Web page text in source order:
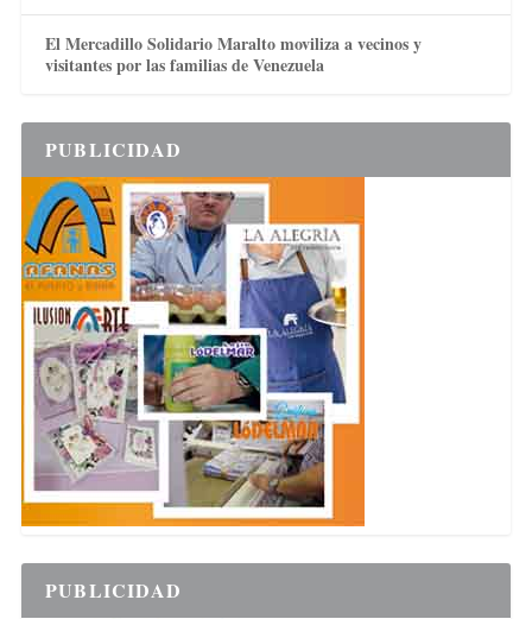
El Mercadillo Solidario Maralto moviliza a vecinos y
visitantes por las familias de Venezuela
PUBLICIDAD
PUBLICIDAD